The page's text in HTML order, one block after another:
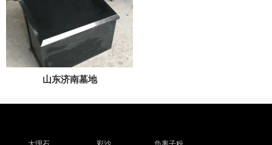
山东济南墓地